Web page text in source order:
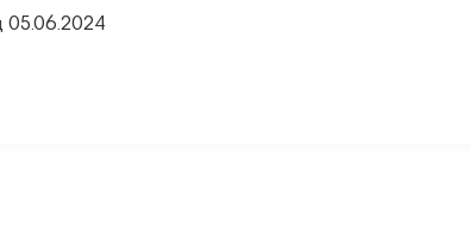
05.06.2024